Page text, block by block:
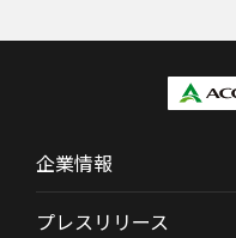
企業情報
プレスリリース